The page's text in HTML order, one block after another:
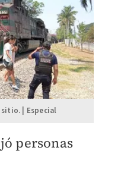
| Especial
personas